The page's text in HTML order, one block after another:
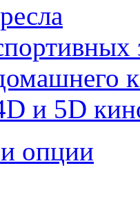
и 5D
опции